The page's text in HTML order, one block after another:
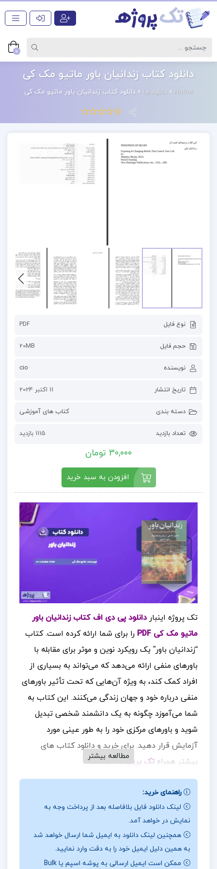
0
دانلود کتاب زندانیان باور ماتیو مک کی
Home
» دانلود ها » دانلود کتاب زندانیان باور ماتیو مک کی
نوع فایل PDF
حجم فایل 20MB
نویسنده cio
تاریخ انتشار 11 اکتبر 2024
دسته بندی کتاب های آموزشی
تعداد بازدید 1115 بازدید
30,000 تومان
افزودن به سبد خرید
تک پروژه اینبار دانلود پی دی اف کتاب زندانیان باور
ماتیو مک کی PDF
را برای شما ارائه کرده است. کتاب
“زندانیان باور” یک رویکرد نوین و موثر برای مقابله با
باورهای منفی ارائه می‌دهد که می‌تواند به بسیاری از
افراد کمک کند، به ویژه آن‌هایی که تحت تأثیر باورهای
منفی درباره خود و جهان زندگی می‌کنند. این کتاب به
شما می‌آموزد چگونه به یک دانشمند شخصی تبدیل
شوید و باورهای مرکزی خود را به طور عینی مورد
آزمایش قرار دهید. برای خرید و دانلود کتاب های
بیشتر همراه تک پروژهباشید.
نقد کتاب زندانیان باور ماتیو مک کی
روش‌های عملی ماتیو مک کی روش‌های کاربردی و قابل
انجام برای تغییر باورهای منفی ارائه می‌دهد که به
راحتی در زندگی روزمره قابل اجرا هستند. این تکنیک‌ها
شما را به تدریج و با اطمینان به سوی بهبود هدایت
مطالعه بیشتر
راهنمای خرید:
لینک دانلود فایل بلافاصله بعد از پرداخت وجه به
نمایش در خواهد آمد.
همچنین لینک دانلود به ایمیل شما ارسال خواهد شد
به همین دلیل ایمیل خود را به دقت وارد نمایید.
ممکن است ایمیل ارسالی به پوشه اسپم یا Bulk